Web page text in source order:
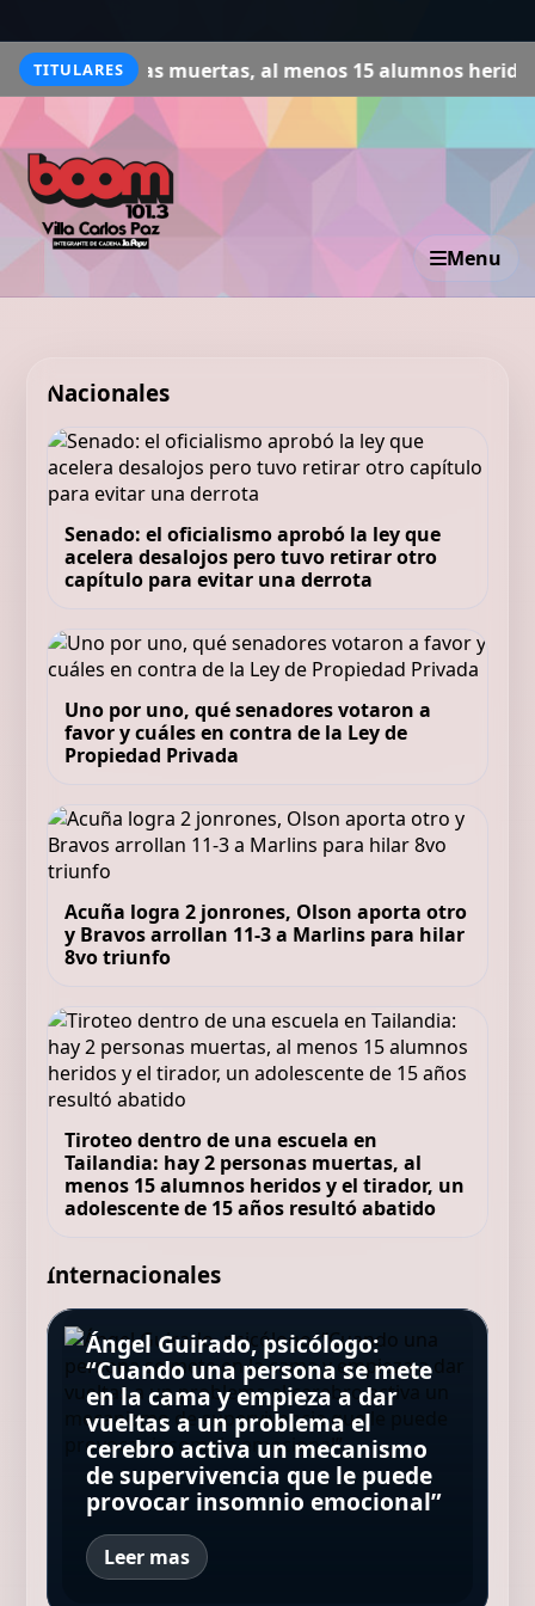
TITULARES
muertas, al menos 15 alumnos heridos y el
Menu
Nacionales
Senado: el oficialismo aprobó la ley que
acelera desalojos pero tuvo retirar otro
capítulo para evitar una derrota
Uno por uno, qué senadores votaron a
favor y cuáles en contra de la Ley de
Propiedad Privada
Acuña logra 2 jonrones, Olson aporta otro
y Bravos arrollan 11-3 a Marlins para hilar
8vo triunfo
Tiroteo dentro de una escuela en
Tailandia: hay 2 personas muertas, al
menos 15 alumnos heridos y el tirador, un
adolescente de 15 años resultó abatido
Internacionales
Sabah Hamed, la ceutí que ha
convertido su casa en un
punto de ayuda humanitaria y
atiende a unos 400 migrantes
al día: “Llevan días sin comer”
Qué fue de la vida de Tifón, de
Avenida Brasil, tras el éxito de
la telenovela
Blue Origin reveló qué causó la
explosión del cohete New
Glenn que sacudió Cabo
Cañaveral
Ángel Guirado, psicólogo:
“Cuando una persona se mete
en la cama y empieza a dar
vueltas a un problema el
cerebro activa un mecanismo
de supervivencia que le puede
provocar insomnio emocional”
Leer mas
Nació una cría de elefante de
Sumatra en Madrid: una
esperanza para una especie al
borde de la extinción